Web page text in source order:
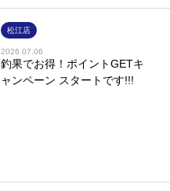
松江店
2026.07.06
釣果でお得！ポイントGETキ
ャンペーン スタートです!!!